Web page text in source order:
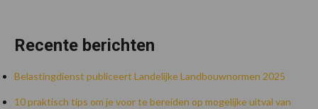
Recente berichten
Belastingdienst publiceert Landelijke Landbouwnormen 2025
10 praktisch tips om je voor te bereiden op mogelijke uitval van